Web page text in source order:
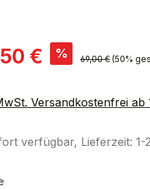
€ % Regulärer Preis:
69,00 € (50%
Versandkostenfrei
verfügbar, Lieferzeit: 1-
auswählen